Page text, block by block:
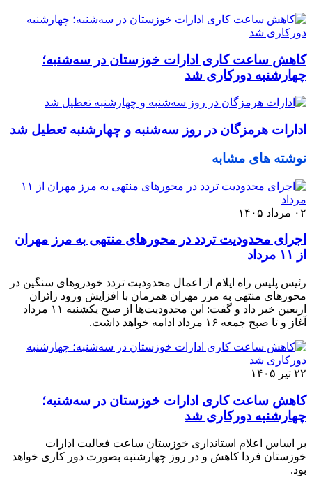
کاهش ساعت کاری ادارات خوزستان در سه‌شنبه؛
چهارشنبه دورکاری شد
ادارات هرمزگان در روز سه‌شنبه و چهارشنبه تعطیل شد
نوشته های مشابه
۰۲ مرداد ۱۴۰۵
اجرای محدودیت تردد در محورهای منتهی به مرز مهران
از ۱۱ مرداد
رئیس پلیس راه ایلام از اعمال محدودیت تردد خودروهای سنگین در
محورهای منتهی به مرز مهران همزمان با افزایش ورود زائران
اربعین خبر داد و گفت: این محدودیت‌ها از صبح یکشنبه ۱۱ مرداد
آغاز و تا صبح جمعه ۱۶ مرداد ادامه خواهد داشت.
۲۲ تیر ۱۴۰۵
کاهش ساعت کاری ادارات خوزستان در سه‌شنبه؛
چهارشنبه دورکاری شد
بر اساس اعلام استانداری خوزستان ساعت فعالیت ادارات
خوزستان فردا کاهش و در روز چهارشنبه بصورت دور کاری خواهد
بود.